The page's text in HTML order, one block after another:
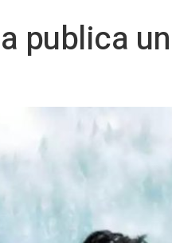
publica